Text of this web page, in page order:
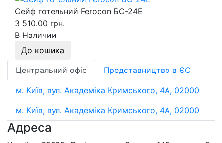
Сейф готельний Ferocon БС-24E
3 510.00 грн.
В Наличии
До кошика
Центральний офіс
Представництво в ЄС
м. Київ, вул. Академіка Кримського, 4А, 02000
м. Київ, вул. Академіка Кримського, 4А, 02000
Адреса